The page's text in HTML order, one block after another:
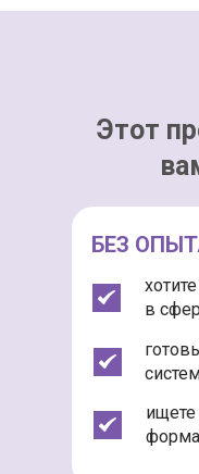
Этот
БЕЗ
в